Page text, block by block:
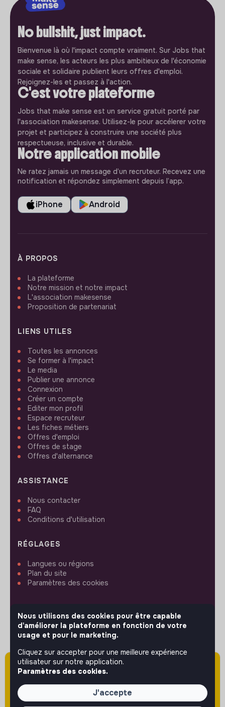
Attention cette annonce a été publiée il y a
plus de 60 jours (le 17/02/2026) et est sans
doute expirée ou non mise à jour.
No bullshit, just impact.
Bienvenue là où l'impact compte vraiment. Sur Jobs that
make sense, les acteurs les plus ambitieux de l'économie
sociale et solidaire publient leurs offres d'emploi.
Rejoignez-les et passez à l'action.
C'est votre plateforme
Jobs that make sense est un service gratuit porté par
l'association makesense. Utilisez-le pour accélerer votre
projet et participez à construire une société plus
respectueuse, inclusive et durable.
Notre application mobile
Ne ratez jamais un message d’un recruteur. Recevez une
notification et répondez simplement depuis l’app.
iPhone Android
À PROPOS
La plateforme
Notre mission et notre impact
L'association makesense
Proposition de partenariat
LIENS UTILES
Toutes les annonces
Se former à l'impact
Le media
Publier une annonce
Connexion
Créer un compte
Editer mon profil
Espace recruteur
Les fiches métiers
Offres d'emploi
Offres de stage
Offres d'alternance
ASSISTANCE
Nous contacter
FAQ
Conditions d'utilisation
RÉGLAGES
Langues ou régions
Plan du site
Paramètres des cookies
SUIVEZ-NOUS
© 2026 jobs that makesense.
Nous utilisons des cookies pour être capable
d'améliorer la plateforme en fonction de votre
usage et pour le marketing.
Cliquez sur accepter pour une meilleure expérience
utilisateur sur notre application.
Paramètres des cookies.
J'accepte